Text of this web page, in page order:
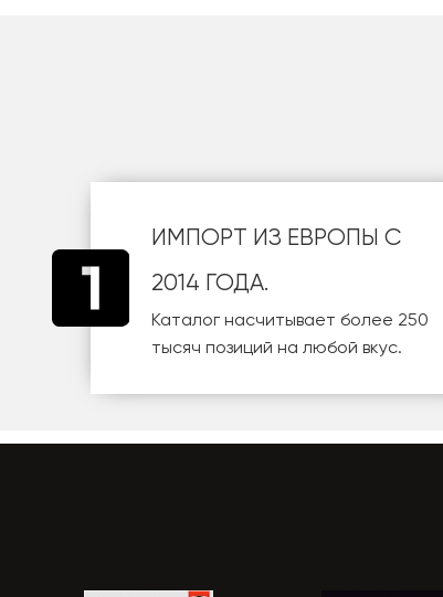
ИМПОРТ ИЗ ЕВРОПЫ С
2014 ГОДА.
Каталог насчитывает более 250
тысяч позиций на любой вкус.